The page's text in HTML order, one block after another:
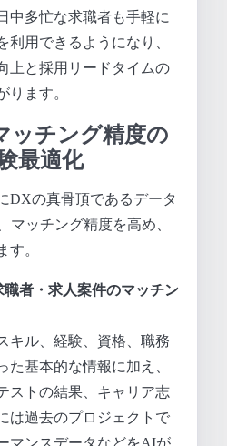
中多忙な求職者も手軽に
利用できるようになり、
上と採用リードタイムの
ります。
ッチング精度の
最適化
DXの真骨頂であるデータ
マッチング精度を高め、
す。
者・求人案件のマッチン
キル、経験、資格、職務
た基本的な情報に加え、
ストの結果、キャリア志
は過去のプロジェクトで
マンスデータなどをAIが